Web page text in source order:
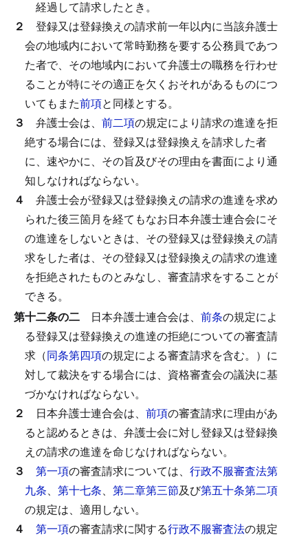
経過して請求したとき。
２ 登録又は登録換えの請求前一年以内に当該弁護士
会の地域内において常時勤務を要する公務員であつ
た者で、その地域内において弁護士の職務を行わせ
ることが特にその適正を欠くおそれがあるものにつ
いてもまた前項と同様とする。
３ 弁護士会は、 前二項の規定により請求の進達を拒
絶する場合には、登録又は登録換えを請求した者
に、速やかに、その旨及びその理由を書面により通
知しなければならない。
４ 弁護士会が登録又は登録換えの請求の進達を求め
られた後三箇月を経てもなお日本弁護士連合会にそ
の進達をしないときは、その登録又は登録換えの請
求をした者は、その登録又は登録換えの請求の進達
を拒絶されたものとみなし、審査請求をすることが
できる。
第十二条の二 日本弁護士連合会は、 前条の規定によ
る登録又は登録換えの進達の拒絶についての審査請
求（同条第四項の規定による審査請求を含む。）に
対して裁決をする場合には、資格審査会の議決に基
づかなければならない。
２ 日本弁護士連合会は、 前項の審査請求に理由があ
ると認めるときは、弁護士会に対し登録又は登録換
えの請求の進達を命じなければならない。
３ 第一項の審査請求については、 行政不服審査法第
九条、 第十七条、 第二章第三節及び第五十条第二項
の規定は、適用しない。
４ 第一項の審査請求に関する行政不服審査法の規定